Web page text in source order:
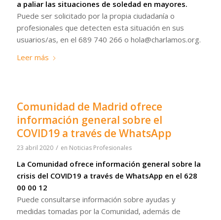
a paliar las situaciones de soledad en mayores.
Puede ser solicitado por la propia ciudadanía o
profesionales que detecten esta situación en sus
usuarios/as, en el 689 740 266 o hola@charlamos.org.
Leer más
Comunidad de Madrid ofrece
información general sobre el
COVID19 a través de WhatsApp
23 abril 2020 / en Noticias Profesionales
La Comunidad ofrece información general sobre la
crisis del COVID19 a través de WhatsApp en el 628
00 00 12
Puede consultarse información sobre ayudas y
medidas tomadas por la Comunidad, además de